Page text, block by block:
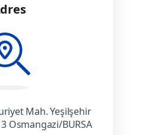
Mah. Yeşilşehir
Osmangazi/BURSA